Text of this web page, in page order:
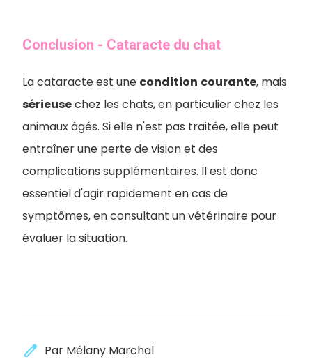
Conclusion - Cataracte du chat
La cataracte est une condition courante, mais
sérieusechez les chats, en particulier chez les
animaux âgés. Si elle n'est pas traitée, elle peut
entraîner une perte de vision et des
complications supplémentaires. Il est donc
essentiel d'agir rapidement en cas de
symptômes, en consultant un vétérinaire pour
évaluer la situation.
edit Par Mélany Marchal